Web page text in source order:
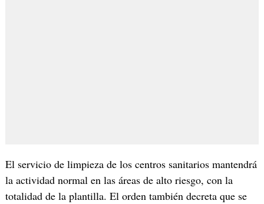
El servicio de limpieza de los centros sanitarios mantendrá
la actividad normal en las áreas de alto riesgo, con la
totalidad de la plantilla. El orden también decreta que se